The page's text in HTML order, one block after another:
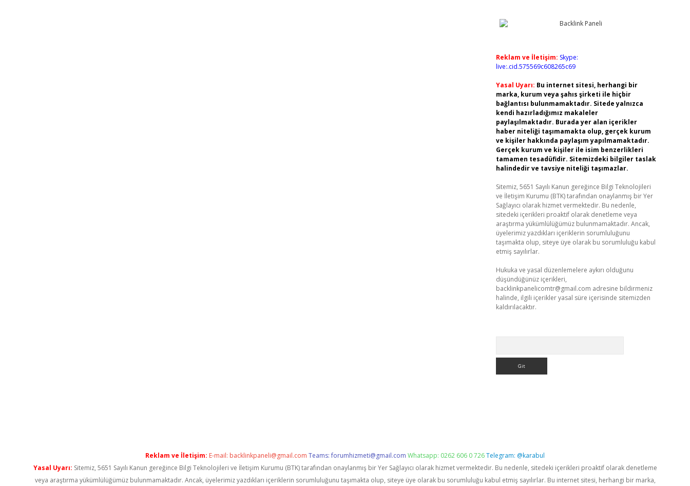
Reklam ve İletişim: Skype:
live:.cid.575569c608265c69
Yasal Uyarı: Bu internet sitesi, herhangi bir
marka, kurum veya şahıs şirketi ile hiçbir
bağlantısı bulunmamaktadır. Sitede yalnızca
kendi hazırladığımız makaleler
paylaşılmaktadır. Burada yer alan içerikler
haber niteliği taşımamakta olup, gerçek kurum
ve kişiler hakkında paylaşım yapılmamaktadır.
Gerçek kurum ve kişiler ile isim benzerlikleri
tamamen tesadüfidir. Sitemizdeki bilgiler taslak
halindedir ve tavsiye niteliği taşımazlar.
Sitemiz, 5651 Sayılı Kanun gereğince Bilgi Teknolojileri
ve İletişim Kurumu (BTK) tarafından onaylanmış bir Yer
Sağlayıcı olarak hizmet vermektedir. Bu nedenle,
sitedeki içerikleri proaktif olarak denetleme veya
araştırma yükümlülüğümüz bulunmamaktadır. Ancak,
üyelerimiz yazdıkları içeriklerin sorumluluğunu
taşımakta olup, siteye üye olarak bu sorumluluğu kabul
etmiş sayılırlar.
Hukuka ve yasal düzenlemelere aykırı olduğunu
düşündüğünüz içerikleri,
backlinkpanelicomtr@gmail.com adresine bildirmeniz
halinde, ilgili içerikler yasal süre içerisinde sitemizden
kaldırılacaktır.
Reklam ve İletişim: E-mail: backlinkpaneli@gmail.com Teams:forumhizmeti@gmail.com Whatsapp: 0262 606 0 726Telegram: @karabul
Yasal Uyarı: Sitemiz, 5651 Sayılı Kanun gereğince Bilgi Teknolojileri ve İletişim Kurumu (BTK) tarafından onaylanmış bir Yer Sağlayıcı olarak hizmet vermektedir. Bu nedenle, sitedeki içerikleri proaktif olarak denetleme
veya araştırma yükümlülüğümüz bulunmamaktadır. Ancak, üyelerimiz yazdıkları içeriklerin sorumluluğunu taşımakta olup, siteye üye olarak bu sorumluluğu kabul etmiş sayılırlar. Bu internet sitesi, herhangi bir marka,